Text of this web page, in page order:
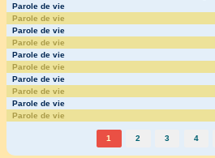
Parole de vie
Parole de vie
Parole de vie
Parole de vie
Parole de vie
Parole de vie
Parole de vie
Parole de vie
Parole de vie
Parole de vie
1 2 3 4